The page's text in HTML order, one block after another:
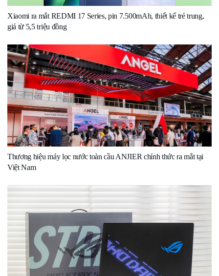
Xiaomi ra mắt REDMI 17 Series, pin 7.500mAh, thiết kế trẻ trung,
giá từ 5,5 triệu đồng
Thương hiệu máy lọc nước toàn cầu ANJIER chính thức ra mắt tại
Việt Nam